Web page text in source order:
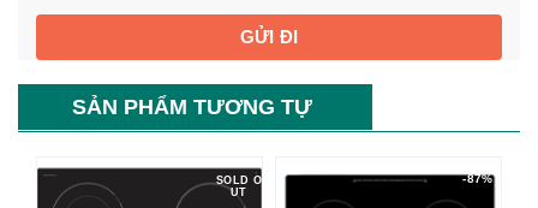
SẢN PHẨM TƯƠNG TỰ
SOLD O
UT
-87%